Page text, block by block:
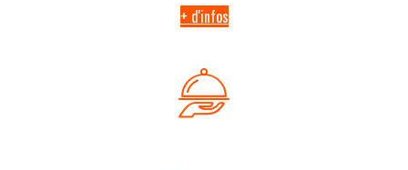
+ d'infos